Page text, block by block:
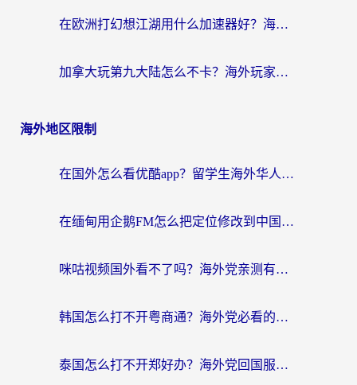
在欧洲打幻想江湖用什么加速器好？海外玩家国服游戏畅玩指南
加拿大玩第九大陆怎么不卡？海外玩家国服游戏加速全攻略（附足球世界萤火突击实测）
海外地区限制
在国外怎么看优酷app？留学生海外华人必看的无限制追剧指南
在缅甸用企鹅FM怎么把定位修改到中国国内？海外党解决地域限制的实用指南
咪咕视频国外看不了吗？海外党亲测有效的回国加速解决方案
韩国怎么打不开粤商通？海外党必看的回国加速器选择指南（附加拿大农行俄罗斯有缘网解决方案）
泰国怎么打不开郑好办？海外党回国服务+影音追剧全搞定的实用指南